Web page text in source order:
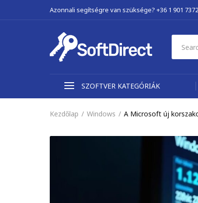
Azonnali segítségre van szüksége? +36 1 901 7372
SZOFTVER KATEGÓRIÁK
Kezdőlap Windows A Microsoft új